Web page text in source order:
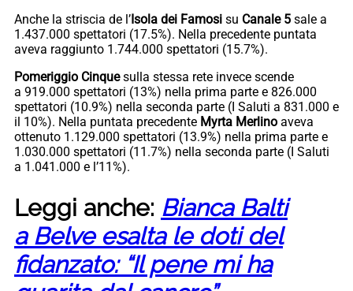
Anche la striscia de l’Isola dei Famosi su Canale 5 sale a
1.437.000 spettatori (17.5%). Nella precedente puntata
aveva raggiunto 1.744.000 spettatori (15.7%).
Pomeriggio Cinquesulla stessa rete invece scende
a 919.000 spettatori (13%) nella prima parte e 826.000
spettatori (10.9%) nella seconda parte (I Saluti a 831.000 e
il 10%). Nella puntata precedente Myrta Merlino aveva
ottenuto 1.129.000 spettatori (13.9%) nella prima parte e
1.030.000 spettatori (11.7%) nella seconda parte (I Saluti
a 1.041.000 e l’11%).
Leggi anche: Bianca Balti
a Belve esalta le doti del
fidanzato: “Il pene mi ha